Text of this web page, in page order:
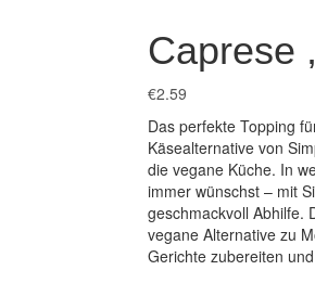
Caprese
€2.59
Das perfekte Topping
Käsealternative von
die vegane Küche. In
immer wünschst – mit
geschmackvoll Abhilfe.
vegane Alternative zu
Gerichte zubereiten